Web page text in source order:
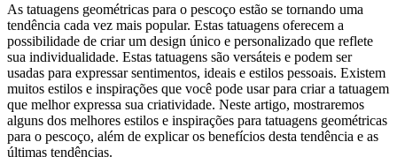
As tatuagens geométricas para o pescoço estão se tornando uma
tendência cada vez mais popular. Estas tatuagens oferecem a
possibilidade de criar um design único e personalizado que reflete
sua individualidade. Estas tatuagens são versáteis e podem ser
usadas para expressar sentimentos, ideais e estilos pessoais. Existem
muitos estilos e inspirações que você pode usar para criar a tatuagem
que melhor expressa sua criatividade. Neste artigo, mostraremos
alguns dos melhores estilos e inspirações para tatuagens geométricas
para o pescoço, além de explicar os benefícios desta tendência e as
últimas tendências.